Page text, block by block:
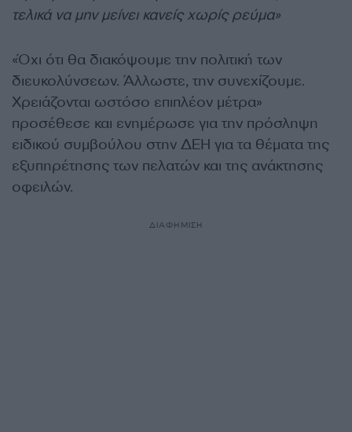
τελικά να μην μείνει κανείς χωρίς ρεύμα»
«Όχι ότι θα διακόψουμε την πολιτική των
διευκολύνσεων. Άλλωστε, την συνεχίζουμε.
Χρειάζονται ωστόσο επιπλέον μέτρα»
προσέθεσε και ενημέρωσε για την πρόσληψη
ειδικού συμβούλου στην ΔΕΗ για τα θέματα της
εξυπηρέτησης των πελατών και της ανάκτησης
οφειλών.
ΔΙΑΦΗΜΙΣΗ